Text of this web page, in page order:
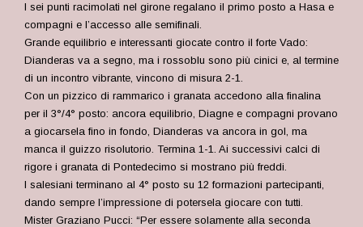
I sei punti racimolati nel girone regalano il primo posto a Hasa e
compagni e l’accesso alle semifinali.
Grande equilibrio e interessanti giocate contro il forte Vado:
Dianderas va a segno, ma i rossoblu sono più cinici e, al termine
di un incontro vibrante, vincono di misura 2-1.
Con un pizzico di rammarico i granata accedono alla finalina
per il 3°/4° posto: ancora equilibrio, Diagne e compagni provano
a giocarsela fino in fondo, Dianderas va ancora in gol, ma
manca il guizzo risolutorio. Termina 1-1. Ai successivi calci di
rigore i granata di Pontedecimo si mostrano più freddi.
I salesiani terminano al 4° posto su 12 formazioni partecipanti,
dando sempre l’impressione di potersela giocare con tutti.
Mister Graziano Pucci: “Per essere solamente alla seconda